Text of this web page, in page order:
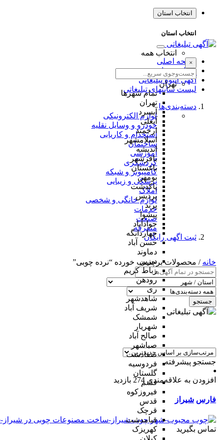
انتخاب استان
انتخاب استان
انتخاب همه
×
تهران
تمام شهر‌ها
تهران
آبسرد
آبعلی
ارجمند
اسلامشهر
اندیشه
باقرشهر
باغستان
بومهن
پاکدشت
پردیس
پرند
پیشوا
جوادآباد
چهاردانگه
حسن آباد
دماوند
دیزین
رباط کریم
رودهن
ری
شاهدشهر
شریف آباد
شمشک
شهریار
صالح آباد
صباشهر
صفادشت
فردوسیه
گلستان
فشم
فیروزکوه
قدس
قرچک
قیامدشت
کهریزک
صفحه اصلی
طراحی سایت
آگهی انبوه تبلیغاتی
لیست سایتهای تبلیغاتی
دسته‌بندی‌ها
لوازم الکترونیکی
خودرو و وسایل نقلیه
استخدام و کاریابی
ساختمان
آموزشی
گردشگری
کامپیوتر و شبکه
پزشکی و زیبایی
املاک
لوازم خانگی و شخصی
خدمات
صنعت
متفرقه
ثبت اگهی رایگان
خانه / محصولات برچسب خورده “نرده چوبی”
جستجو
جستجو پیشرفته
افزودن به علاقه‌مندی 274 بازدید
فارس شیراز
تماس بگیرید